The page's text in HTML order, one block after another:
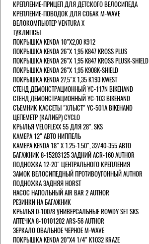
КРЕПЛЕНИЕ-ПРИЦЕП ДЛЯ ДЕТСКОГО ВЕЛОСИПЕДА
КРЕПЛЕНИЕ-ПОВОДОК ДЛЯ СОБАК M-WAVE
ВЕЛОКОМПЬЮТЕР VENTURA Х
ТУКЛИПСЫ
ПОКРЫШКА KENDA 10"Х2,00 K912
ПОКРЫШКА KENDA 26"Х 1,95 K847 KROSS PLUS
ПОКРЫШКА KENDA 26"Х 1,95 K847 KROSS PLUSK-SHIELD
ПОКРЫШКА KENDA 26"Х 1,95 K908K-SHIELD
ПОКРЫШКА KENDA 27,5"Х 1,35 K193 KWEST
СТЕНД ДЕМОНСТРАЦИОННЫЙ YC-117N BIKEHAND
СТЕНД ДЕМОНСТРАЦИОННЫЙ YC-103 BIKEHAND
СЪЕМНИК КАССЕТЫ "ХЛЫСТ" YC-501A BIKEHAND
ЦЕПЕМЕТР (КАЛИБР) CYCLO
КРЫЛЬЯ VELOFLEXX 55 ДЛЯ 28". SKS
КАМЕРА 12" АВТО НИППЕЛЬ
КАМЕРА KENDA 18" Х 1.25-1.50", 32/40-355 АВТО
БАГАЖНИК 8-15203125 ЗАДНИЙ ACR-160 AUTHOR
ПОДНОЖКА 12-20" ЦЕНТРАЛЬНОГО КРЕПЛЕНИЯ
ЗАМОК ВЕЛОСИПЕДНЫЙ ПРОТИВОУГОННЫЙ AUTHOR
ПОДНОЖКА ЗАДНЯЯ HORST
НАСОС НАПОЛЬНЫЙ AIR BAR 2 AUTHOR
РЕЗИНКИ НА БАГАЖНИК
КРЫЛЬЯ 0-10078 УНИВЕРСАЛЬНЫЕ ROWDY SET SKS
АПТЕЧКА 8-10101202 ARS-56 AUTHOR
ЗЕРКАЛО ОВАЛЬНОЕ ЧЕРНОЕ M-WAVE
ПОКРЫШКА KENDA 20"Х4 1/4" K1032 KRAZE